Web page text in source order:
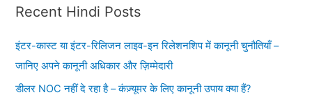
Recent Hindi Posts
इंटर-कास्ट या इंटर-रिलिजन लाइव-इन रिलेशनशिप में कानूनी चुनौतियाँ –
जानिए अपने कानूनी अधिकार और ज़िम्मेदारी
डीलर NOC नहीं दे रहा है – कंज़्यूमर के लिए कानूनी उपाय क्या हैं?